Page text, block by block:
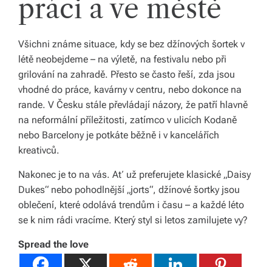
práci a ve městě
Všichni známe situace, kdy se bez džínových šortek v
létě neobejdeme – na výletě, na festivalu nebo při
grilování na zahradě. Přesto se často řeší, zda jsou
vhodné do práce, kavárny v centru, nebo dokonce na
rande. V Česku stále převládají názory, že patří hlavně
na neformální příležitosti, zatímco v ulicích Kodaně
nebo Barcelony je potkáte běžně i v kancelářích
kreativců.
Nakonec je to na vás. Ať už preferujete klasické „Daisy
Dukes“ nebo pohodlnější „jorts“, džínové šortky jsou
oblečení, které odolává trendům i času – a každé léto
se k nim rádi vracíme. Který styl si letos zamilujete vy?
Spread the love